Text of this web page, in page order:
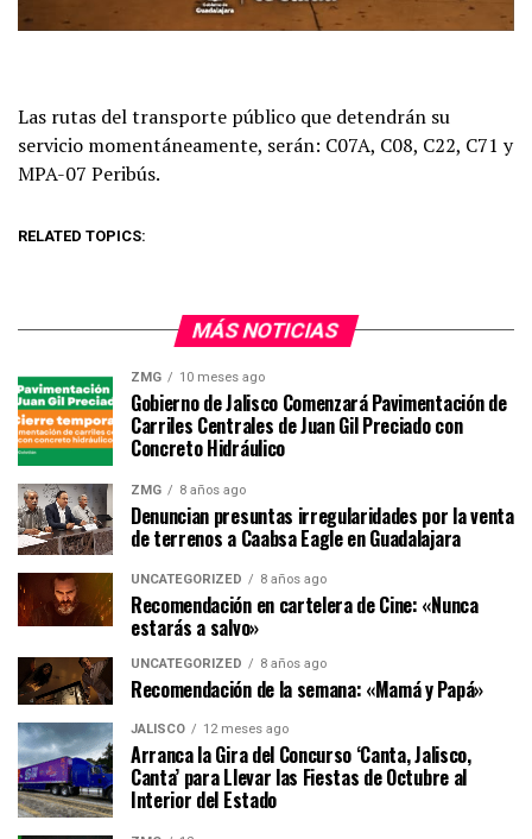
Las rutas del transporte público que detendrán su
servicio momentáneamente, serán: C07A, C08, C22, C71 y
MPA-07 Peribús.
RELATED TOPICS:
MÁS NOTICIAS
ZMG 10 meses ago
Gobierno de Jalisco Comenzará Pavimentación de
Carriles Centrales de Juan Gil Preciado con
Concreto Hidráulico
ZMG 8 años ago
Denuncian presuntas irregularidades por la venta
de terrenos a Caabsa Eagle en Guadalajara
UNCATEGORIZED 8 años ago
Recomendación en cartelera de Cine: «Nunca
estarás a salvo»
UNCATEGORIZED 8 años ago
Recomendación de la semana: «Mamá y Papá»
JALISCO 12 meses ago
Arranca la Gira del Concurso ‘Canta, Jalisco,
Canta’ para Llevar las Fiestas de Octubre al
Interior del Estado